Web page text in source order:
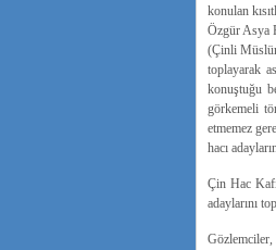
konulan
Özgür Asya
(Çinli
toplayarak
konuştuğu
görkemeli
etmemez
hacı
Çin Hac
adaylarını
Gözlemciler,